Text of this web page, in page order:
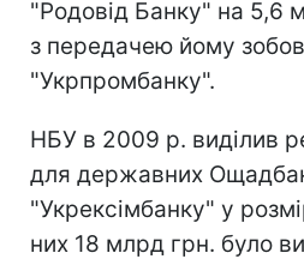
"Родовід Банку" на 5,6
з передачею йому
"Укрпромбанку".
НБУ в 2009 р. виділив
для державних
"Укрексімбанку" у
них 18 млрд грн. було